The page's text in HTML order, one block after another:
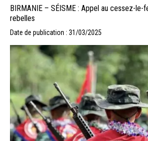
BIRMANIE – SÉISME : Appel au cessez-le-
rebelles
Date de publication : 31/03/2025